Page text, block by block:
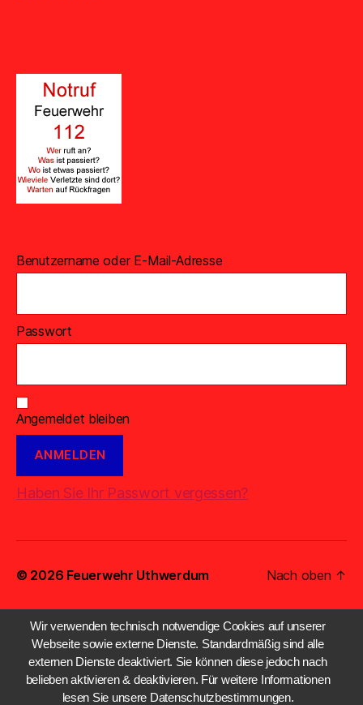
Benutzername oder E-Mail-Adresse
Passwort
Angemeldet bleiben
Haben Sie Ihr Passwort vergessen?
© 2026 Feuerwehr Uthwerdum Nach oben ↑
Wir verwenden technisch notwendige Cookies auf unserer
Webseite sowie externe Dienste. Standardmäßig sind alle
externen Dienste deaktiviert. Sie können diese jedoch nach
belieben aktivieren & deaktivieren. Für weitere Informationen
lesen Sie unsere Datenschutzbestimmungen.